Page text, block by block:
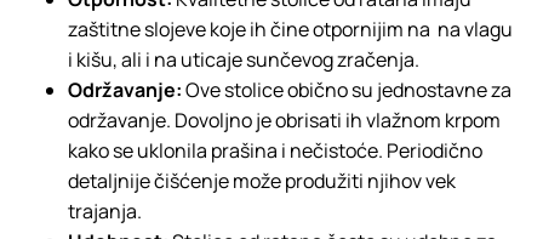
zaštitne slojeve koje ih čine otpornijim na na vlagu
i kišu, ali i na uticaje sunčevog zračenja.
Održavanje:Ove stolice obično su jednostavne za
održavanje. Dovoljno je obrisati ih vlažnom krpom
kako se uklonila prašina i nečistoće. Periodično
detaljnije čišćenje može produžiti njihov vek
trajanja.